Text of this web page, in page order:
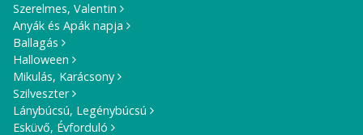
Szerelmes, Valentin
Anyák és Apák napja
Ballagás
Halloween
Mikulás, Karácsony
Szilveszter
Lánybúcsú, Legénybúcsú
Esküvő, Évforduló